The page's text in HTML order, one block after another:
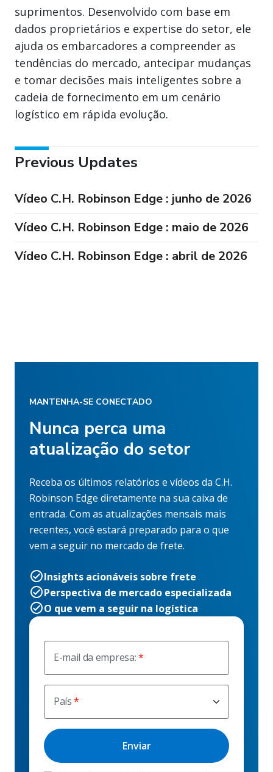
Previous Updates
Vídeo C.H. Robinson Edge : junho de 2026
Vídeo C.H. Robinson Edge : maio de 2026
Vídeo C.H. Robinson Edge : abril de 2026
suprimentos. Desenvolvido com base em
dados proprietários e expertise do setor, ele
ajuda os embarcadores a compreender as
tendências do mercado, antecipar mudanças
e tomar decisões mais inteligentes sobre a
cadeia de fornecimento em um cenário
logístico em rápida evolução.
E-mail da empresa:
País
MANTENHA-SE CONECTADO
Nunca perca uma
atualização do setor
Receba os últimos relatórios e vídeos da C.H.
Robinson Edge diretamente na sua caixa de
entrada. Com as atualizações mensais mais
recentes, você estará preparado para o que
vem a seguir no mercado de frete.
Insights acionáveis sobre frete
Perspectiva de mercado especializada
O que vem a seguir na logística